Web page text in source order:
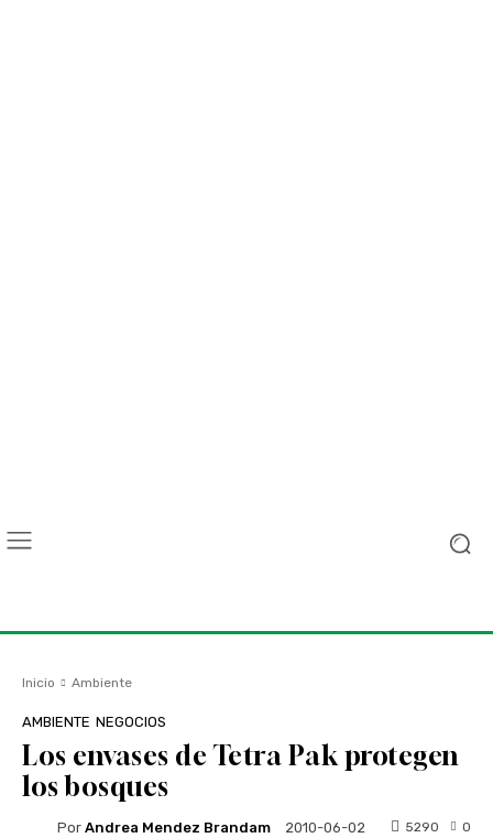
Inicio Ambiente
AMBIENTE NEGOCIOS
Los envases de Tetra Pak protegen
los bosques
Por Andrea Mendez Brandam 2010-06-02 0
5290